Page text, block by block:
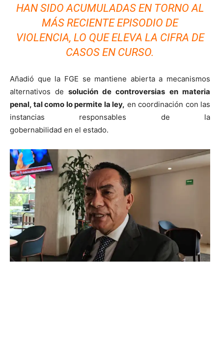
HAN SIDO ACUMULADAS EN TORNO AL
MÁS RECIENTE EPISODIO DE
VIOLENCIA, LO QUE ELEVA LA CIFRA DE
CASOS EN CURSO.
Añadió que la FGE se mantiene abierta a mecanismos
alternativos de solución de controversias en materia
penal, tal como lo permite la ley, en coordinación con las
instancias responsables de la
gobernabilidad en el estado.